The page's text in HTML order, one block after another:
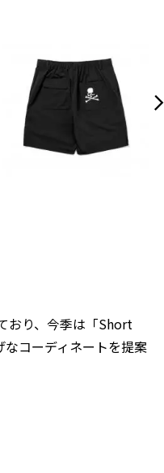
おり、今季は「Short
コーディネートを提案